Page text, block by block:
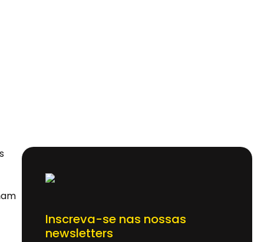
Inscreva-se nas nossas
newsletters